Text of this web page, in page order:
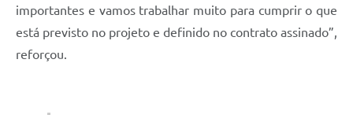
importantes e vamos trabalhar muito para cumprir o que
está previsto no projeto e definido no contrato assinado”,
reforçou.